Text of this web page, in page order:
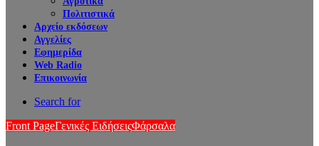
Πολιτιστικά
Αρχείο εκδόσεων
Αγγελίες
Εφημερίδα
Web Radio
Επικοινωνία
Search for
Front PageΓενικές ΕιδήσειςΦάρσαλα